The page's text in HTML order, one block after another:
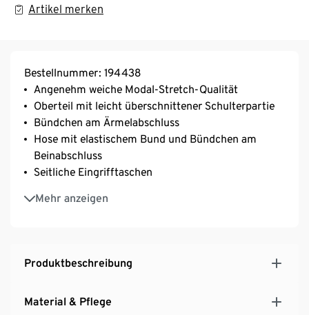
Artikel merken
Bestellnummer: 194438
Angenehm weiche Modal-Stretch-Qualität
Oberteil mit leicht überschnittener Schulterpartie
Bündchen am Ärmelabschluss
Hose mit elastischem Bund und Bündchen am
Beinabschluss
Seitliche Eingrifftaschen
Mehr anzeigen
Mit hochwertigem Markenelasthan für
Langlebigkeit und hohe Waschbeständigkeit
Produktbeschreibung
Material & Pflege